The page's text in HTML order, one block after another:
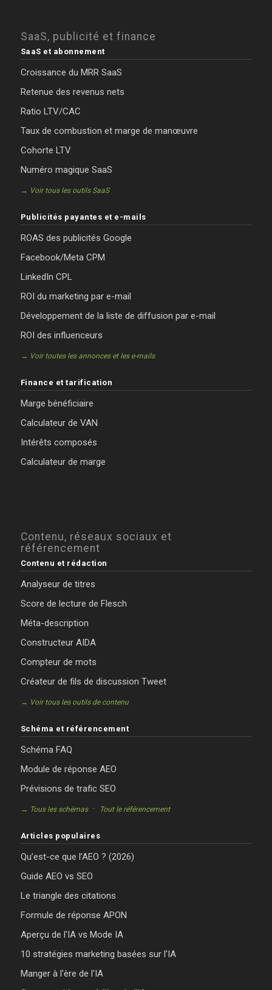
SaaS, publicité et finance
SaaS et abonnement
Croissance du MRR SaaS
Retenue des revenus nets
Ratio LTV/CAC
Taux de combustion et marge de manœuvre
Cohorte LTV
Numéro magique SaaS
→ Voir tous les outils SaaS
Publicités payantes et e-mails
ROAS des publicités Google
Facebook/Meta CPM
LinkedIn CPL
ROI du marketing par e-mail
Développement de la liste de diffusion par e-mail
ROI des influenceurs
→ Voir toutes les annonces et les e-mails
Finance et tarification
Marge bénéficiaire
Calculateur de VAN
Intérêts composés
Calculateur de marge
Contenu, réseaux sociaux et
référencement
Contenu et rédaction
Analyseur de titres
Score de lecture de Flesch
Méta-description
Constructeur AIDA
Compteur de mots
Créateur de fils de discussion Tweet
→ Voir tous les outils de contenu
Schéma et référencement
Schéma FAQ
Module de réponse AEO
Prévisions de trafic SEO
→ Tous les schémas· Tout le référencement
Articles populaires
Qu’est-ce que l’AEO ? (2026)
Guide AEO vs SEO
Le triangle des citations
Formule de réponse APON
Aperçu de l'IA vs Mode IA
10 stratégies marketing basées sur l'IA
Manger à l'ère de l'IA